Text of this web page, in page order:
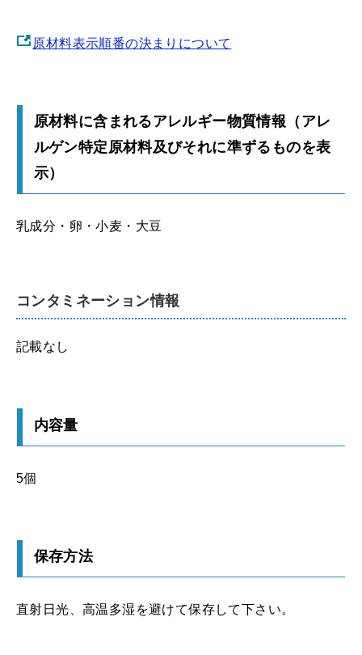
原材料表示順番の決まりについて
原材料に含まれるアレルギー物質情報（アレ
ルゲン特定原材料及びそれに準ずるものを表
示）
乳成分・卵・小麦・大豆
コンタミネーション情報
記載なし
内容量
5個
保存方法
直射日光、高温多湿を避けて保存して下さい。